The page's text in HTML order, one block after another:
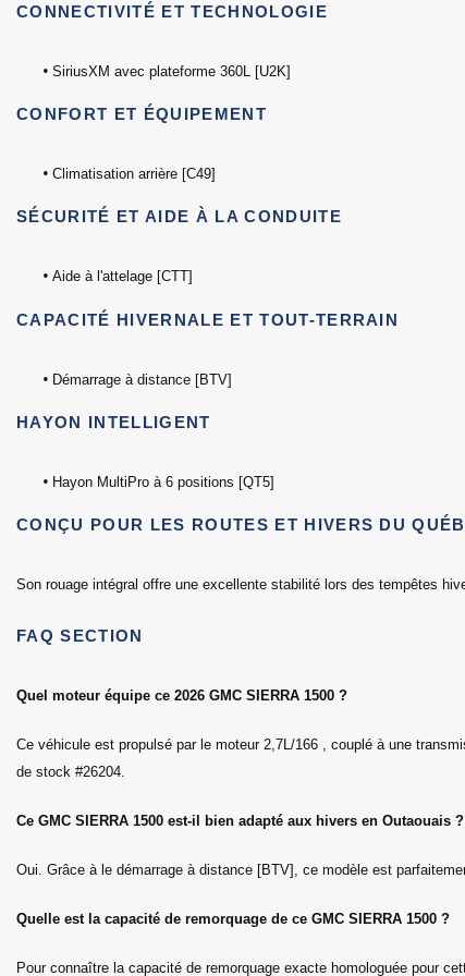
CONNECTIVITÉ ET TECHNOLOGIE
•SiriusXM avec plateforme 360L [U2K]
CONFORT ET ÉQUIPEMENT
•Climatisation arrière [C49]
SÉCURITÉ ET AIDE À LA CONDUITE
•Aide à l'attelage [CTT]
CAPACITÉ HIVERNALE ET TOUT-TERRAIN
• Démarrage à distance [BTV]
HAYON INTELLIGENT
• Hayon MultiPro à 6 positions [QT5]
CONÇU POUR LES ROUTES ET HIVERS DU
Son rouage intégral offre une excellente stabilité lors des tempêtes
FAQ SECTION
Quel moteur équipe ce 2026 GMC SIERRA 1500 ?
Ce véhicule est propulsé par le moteur 2,7L/166 , couplé à une
de stock #26204.
Ce GMC SIERRA 1500 est-il bien adapté aux hivers en Outaouais ?
Oui. Grâce à le démarrage à distance [BTV], ce modèle est
Quelle est la capacité de remorquage de ce GMC SIERRA 1500 ?
Pour connaître la capacité de remorquage exacte homologuée pour